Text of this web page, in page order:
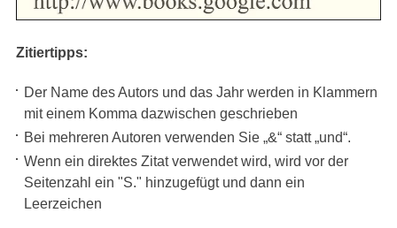
Zitiertipps:
Der Name des Autors und das Jahr werden in Klammern
mit einem Komma dazwischen geschrieben
Bei mehreren Autoren verwenden Sie „&“ statt „und“.
Wenn ein direktes Zitat verwendet wird, wird vor der
Seitenzahl ein "S." hinzugefügt und dann ein
Leerzeichen